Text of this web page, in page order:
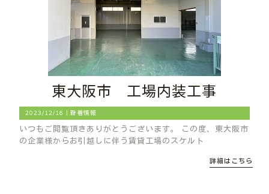
東大阪市 工場内装工事
2023/12/16｜新着情報
いつもご閲覧頂きありがとうございます。 この度、東大阪市
の企業様からお引越しに伴う賃貸工場のスケルト
詳細はこちら